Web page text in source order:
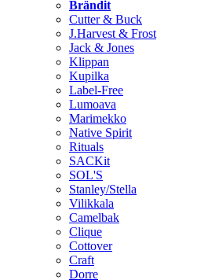
Brändit
Cutter & Buck
J.Harvest & Frost
Jack & Jones
Klippan
Kupilka
Label-Free
Lumoava
Marimekko
Native Spirit
Rituals
SACKit
SOL'S
Stanley/Stella
Vilikkala
Camelbak
Clique
Cottover
Craft
Dorre